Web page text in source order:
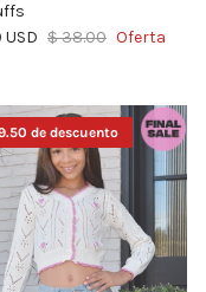
venta
USD Precio normal
$ 38.00 Oferta
de descuento